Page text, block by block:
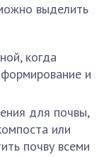
выделить
когда
и
для почвы,
или
почву всеми